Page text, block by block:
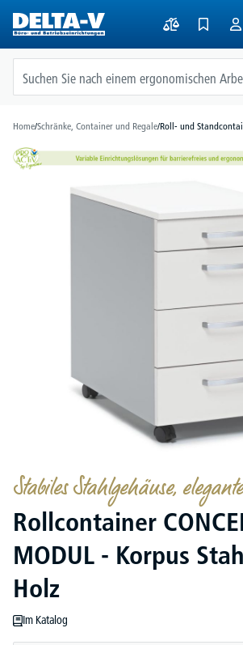
springen
Home/Schränke, Container und Regale/Roll- und
Stabiles Stahlgehäuse,
Rollcontainer
MODUL - Korpus
Holz
Im Katalog